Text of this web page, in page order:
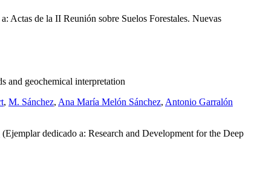
Actas de la II Reunión sobre Suelos Forestales. Nuevas
and geochemical interpretation
, M. Sánchez, Ana María Melón Sánchez, Antonio Garralón
(Ejemplar dedicado a: Research and Development for the Deep